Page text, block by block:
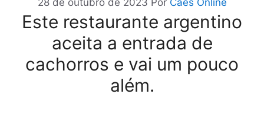
Este restaurante argentino
aceita a entrada de
cachorros e vai um pouco
além.